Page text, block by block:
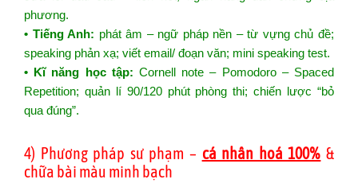
phương.
• Tiếng Anh: phát âm – ngữ pháp nền – từ vựng chủ đề;
speaking phản xạ; viết email/ đoạn văn; mini speaking test.
• Kĩ năng học tập: Cornell note – Pomodoro – Spaced
Repetition; quản lí 90/120 phút phòng thi; chiến lược “bỏ
qua đúng”.
4) Phương pháp sư phạm – cá nhân hoá 100% &
chữa bài màu minh bạch